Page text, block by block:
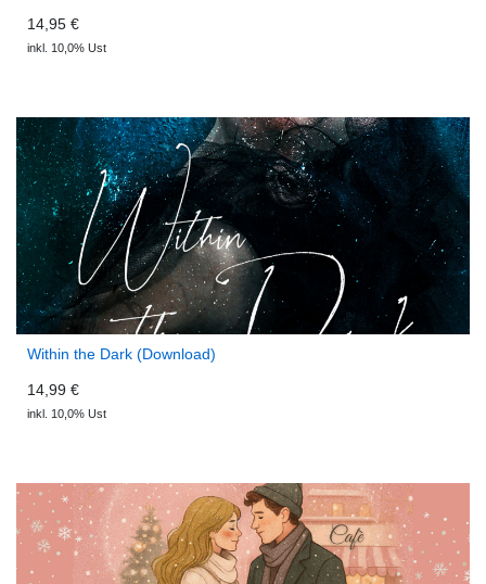
14,95 €
inkl. 10,0% Ust
Within the Dark (Download)
14,99 €
inkl. 10,0% Ust